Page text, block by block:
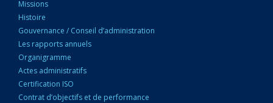
Missions
Histoire
Gouvernance / Conseil d’administration
Les rapports annuels
Organigramme
Actes administratifs
Certification ISO
Contrat d’objectifs et de performance